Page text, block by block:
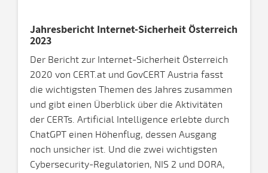
Jahresbericht Internet-Sicherheit Österreich
2023
Der Bericht zur Internet-Sicherheit Österreich
2020 von CERT.at und GovCERT Austria fasst
die wichtigsten Themen des Jahres zusammen
und gibt einen Überblick über die Aktivitäten
der CERTs. Artificial Intelligence erlebte durch
ChatGPT einen Höhenflug, dessen Ausgang
noch unsicher ist. Und die zwei wichtigsten
Cybersecurity-Regulatorien, NIS 2 und DORA,